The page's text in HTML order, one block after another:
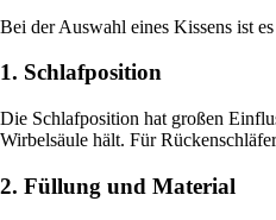
Bei der Auswahl eines Kissens ist
1. Schlafposition
Die Schlafposition hat großen
Wirbelsäule hält. Für
2. Füllung und Material